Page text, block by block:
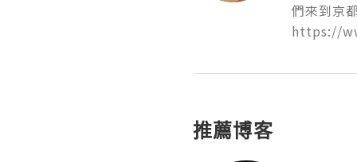
們來到京
https://
推薦博客